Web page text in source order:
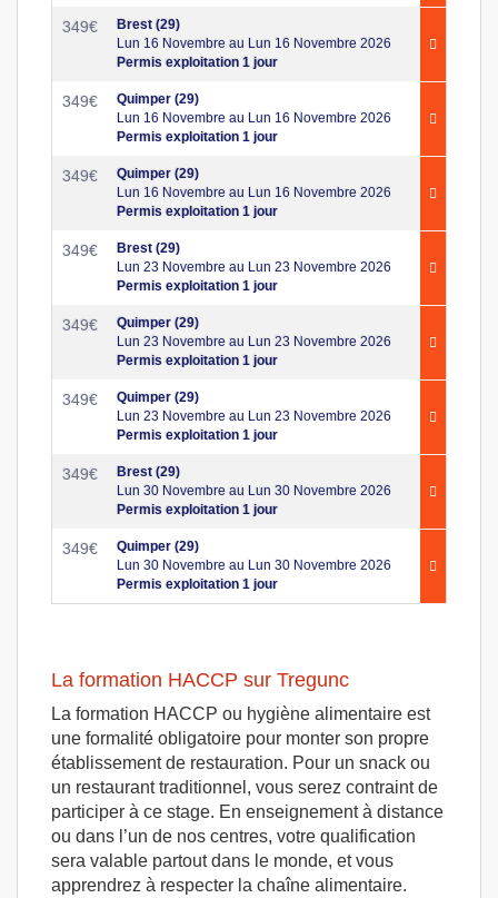
349€
Brest (29)
Lun 16 Novembre au Lun 16 Novembre 2026
Permis exploitation 1 jour
349€
Quimper (29)
Lun 16 Novembre au Lun 16 Novembre 2026
Permis exploitation 1 jour
349€
Quimper (29)
Lun 16 Novembre au Lun 16 Novembre 2026
Permis exploitation 1 jour
349€
Brest (29)
Lun 23 Novembre au Lun 23 Novembre 2026
Permis exploitation 1 jour
349€
Quimper (29)
Lun 23 Novembre au Lun 23 Novembre 2026
Permis exploitation 1 jour
349€
Quimper (29)
Lun 23 Novembre au Lun 23 Novembre 2026
Permis exploitation 1 jour
349€
Brest (29)
Lun 30 Novembre au Lun 30 Novembre 2026
Permis exploitation 1 jour
349€
Quimper (29)
Lun 30 Novembre au Lun 30 Novembre 2026
Permis exploitation 1 jour
La formation HACCP sur Tregunc
La formation HACCP ou hygiène alimentaire est
une formalité obligatoire pour monter son propre
établissement de restauration. Pour un snack ou
un restaurant traditionnel, vous serez contraint de
participer à ce stage. En enseignement à distance
ou dans l’un de nos centres, votre qualification
sera valable partout dans le monde, et vous
apprendrez à respecter la chaîne alimentaire.